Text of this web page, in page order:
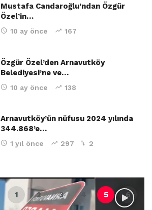
Mustafa Candaroğlu’ndan Özgür
Özel’in…
10 ay önce 167
Özgür Özel’den Arnavutköy
Belediyesi’ne ve…
10 ay önce 138
Arnavutköy’ün nüfusu 2024 yılında
344.868’e…
1 yıl önce 297 2